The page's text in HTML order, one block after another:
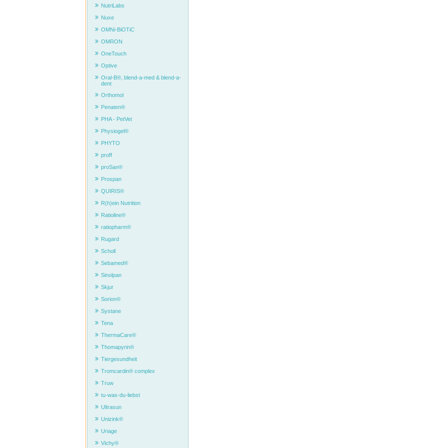
NutriLabs
Nuxe
OMNi-BiOTiC
OMRON
OneTouch
Optive
Oral-B®, blend-a-med & blend-a-
dent
Orthomol
Penaten®
PHA - PetVet
Physiogel®
PHYTO
proff
proSan®
Prospan
QUIRIS®
R(h)ein Nutrition
Ratioline®
ratiopharm®
Rugard
Scholl
Sebamed®
Sinolpan
Skjur
Sorion®
Systane
Tena
ThermaCare®
Thomapyrin®
Tiergesundheit
Tromcardin® complex
Truw
tu-was-du-liebst
Ultrasun
Unizink®
Uriage
Vichy®